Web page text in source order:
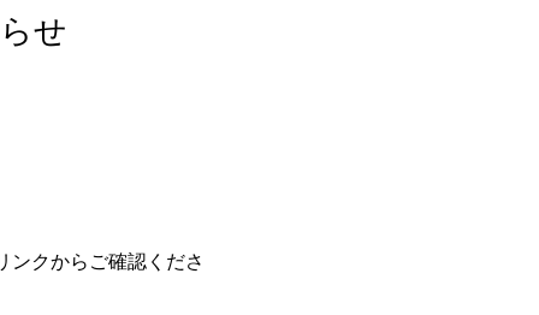
せ
ンクからご確認くださ